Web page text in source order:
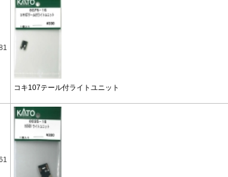
コキ107テール付ライトユニット